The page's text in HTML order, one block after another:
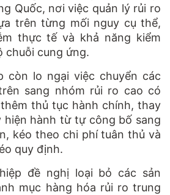
Quốc, nơi việc quản lý rủi ro
trên từng mối nguy cụ thể,
thực tế và khả năng kiểm
chuỗi cung ứng.
còn lo ngại việc chuyển các
sang nhóm rủi ro cao có
thủ tục hành chính, thay
hiện hành từ tự công bố sang
kéo theo chi phí tuân thủ và
quy định.
đề nghị loại bỏ các sản
mục hàng hóa rủi ro trung